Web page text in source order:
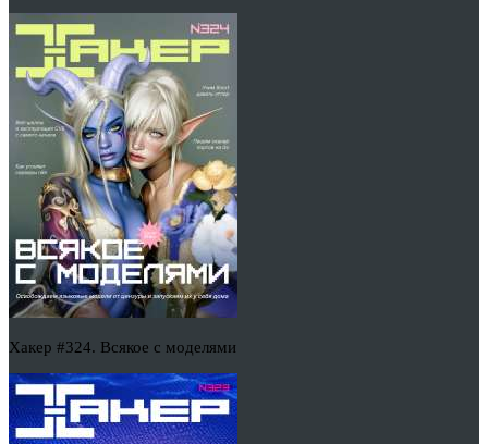
Хакер #324. Всякое с моделями